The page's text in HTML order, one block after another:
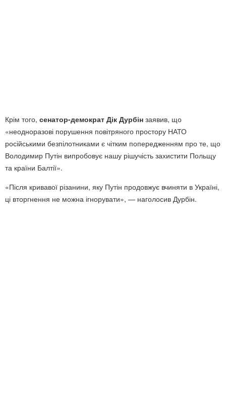
Крім того, сенатор-демократ Дік Дурбін заявив, що
«неодноразові порушення повітряного простору НАТО
російськими безпілотниками є чітким попередженням про те, що
Володимир Путін випробовує нашу рішучість захистити Польщу
та країни Балтії».
«Після кривавої різанини, яку Путін продовжує вчиняти в Україні,
ці вторгнення не можна ігнорувати», — наголосив Дурбін.